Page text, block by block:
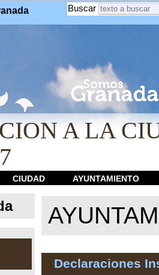
Buscar
A LA
CIUDAD AYUNTAMIENTO
Declaraciones